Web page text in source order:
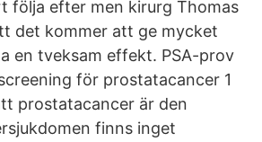
följa efter men kirurg Thomas
det kommer att ge mycket
en tveksam effekt. PSA-prov
för prostatacancer 1
prostatacancer är den
finns inget